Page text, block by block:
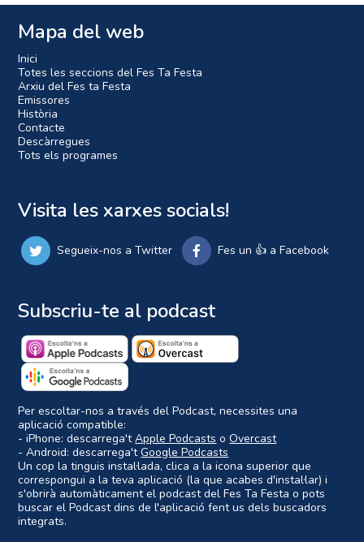
Mapa del web
Inici
Totes les seccions del Fes Ta Festa
Arxiu del Fes ta Festa
Emissores
Història
Contacte
Descàrregues
Tots els programes
Visita les xarxes socials!
Segueix-nos a Twitter Fes un 👍 a Facebook
Subscriu-te al podcast
Per escoltar-nos a través del Podcast, necessites una
aplicació compatible:
- iPhone: descarrega'tApple Podcasts oOvercast
- Android: descarrega'tGoogle Podcasts
Un cop la tinguis instal·lada, clica a la icona superior que
correspongui a la teva aplicació (la que acabes d'instal·lar) i
s'obrirà automàticament el podcast del Fes Ta Festa o pots
buscar el Podcast dins de l'aplicació fent us dels buscadors
integrats.